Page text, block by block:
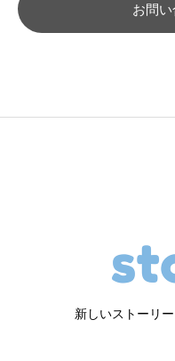
お問
新しいストーリ